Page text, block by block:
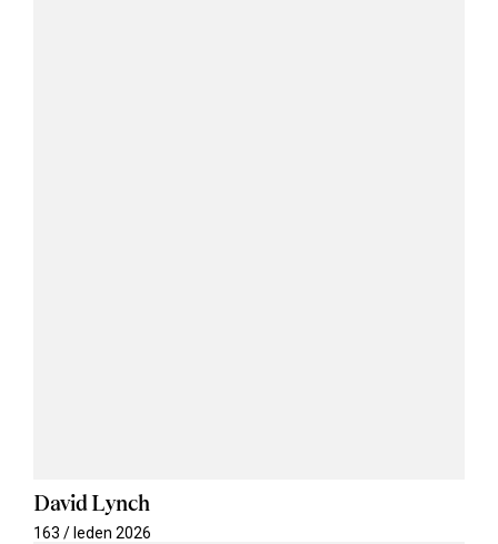
David Lynch
163 / leden 2026